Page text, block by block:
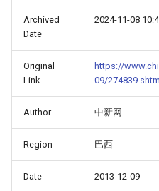
Archived
Date
2024-11-08
Original
Link
https://
09/274839.shtml
Author 中新网
Region 巴西
Date 2013-12-09